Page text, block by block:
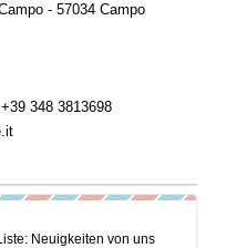
- 57034 Campo
+39 348 3813698
Neuigkeiten von uns